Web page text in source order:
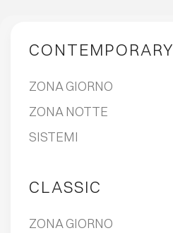
CONTEMPORARY
ZONA GIORNO
ZONA NOTTE
SISTEMI
CLASSIC
ZONA GIORNO